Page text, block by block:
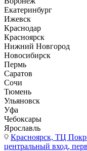
Екатеринбург
Ижевск
Краснодар
Красноярск
Нижний Новгород
Новосибирск
Пермь
Саратов
Сочи
Тюмень
Ульяновск
Уфа
Чебоксары
Ярославль
Красноярск, ТЦ
центральный вход,